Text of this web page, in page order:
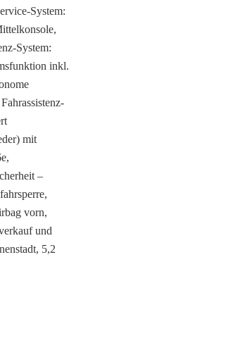
System:
System:
inkl.
mit
–
vorn,
und
5,2